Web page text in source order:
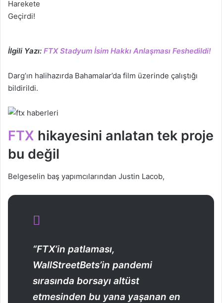
İlgili Yazı: FTX Stadyum İsim Hakkı Anlaşması Feshedildi!
Darg’ın halihazırda Bahamalar’da film üzerinde çalıştığı
bildirildi.
FTX hikayesini anlatan tek proje
bu değil
Belgeselin baş yapımcılarından Justin Lacob,
“FTX’in patlaması,
WallStreetBets’in pandemi
sırasında borsayı altüst
etmesinden bu yana yaşanan en